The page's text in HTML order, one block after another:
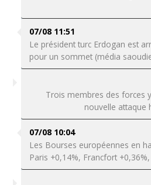
07/08 11:51
Le président turc Erdogan est
pour un sommet (média
Trois membres des forces
nouvelle attaque
07/08 10:04
Les Bourses européennes en
Paris +0,14%, Francfort